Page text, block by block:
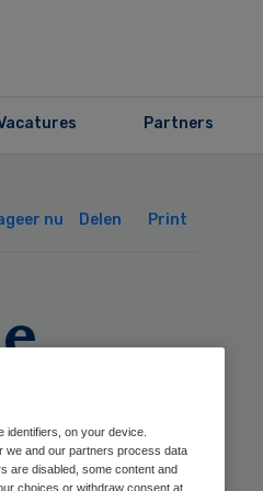
Partners
nu Delen Print
on your device.
we and our partners process data
are disabled, some content and
choices or withdraw consent at